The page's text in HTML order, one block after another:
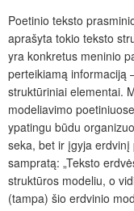
Poetinio teksto
aprašyta tokio teksto
yra konkretus meninio
perteikiamą informaciją
struktūriniai elementai.
modeliavimo
ypatingu būdu
seka, bet ir įgyja
sampratą: „Teksto
struktūros modeliu, o
(tampa) šio erdvinio